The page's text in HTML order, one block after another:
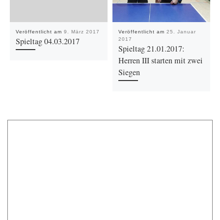
Veröffentlicht am 9. März 2017
Spieltag 04.03.2017
Veröffentlicht am 25. Januar
2017
Spieltag 21.01.2017:
Herren III starten mit zwei
Siegen